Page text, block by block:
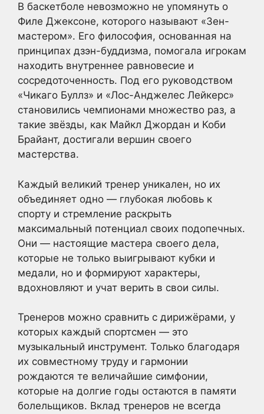
В баскетболе невозможно не упомянуть о
Филе Джексоне, которого называют «Зен-
мастером». Его философия, основанная на
принципах дзэн-буддизма, помогала игрокам
находить внутреннее равновесие и
сосредоточенность. Под его руководством
«Чикаго Буллз» и «Лос-Анджелес Лейкерс»
становились чемпионами множество раз, а
такие звёзды, как Майкл Джордан и Коби
Брайант, достигали вершин своего
мастерства.
Каждый великий тренер уникален, но их
объединяет одно — глубокая любовь к
спорту и стремление раскрыть
максимальный потенциал своих подопечных.
Они — настоящие мастера своего дела,
которые не только выигрывают кубки и
медали, но и формируют характеры,
вдохновляют и учат верить в свои силы.
Тренеров можно сравнить с дирижёрами, у
которых каждый спортсмен — это
музыкальный инструмент. Только благодаря
их совместному труду и гармонии
рождаются те величайшие симфонии,
которые на долгие годы остаются в памяти
болельщиков. Вклад тренеров не всегда